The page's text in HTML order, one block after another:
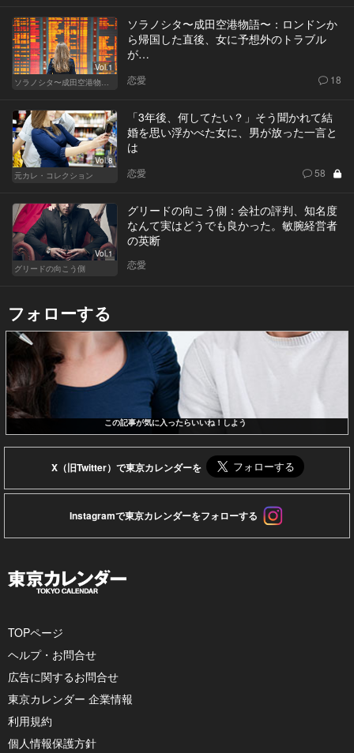
Vol.1
ソラノシタ〜成田空港物語〜：ロンドンか
ら帰国した直後、女に予想外のトラブル
が…
恋愛 18
Vol.8
元カレ・コレクション
「3年後、何してたい？」そう聞かれて結
婚を思い浮かべた女に、男が放った一言と
は
恋愛 58
Vol.1
グリードの向こう側
グリードの向こう側：会社の評判、知名度
なんて実はどうでも良かった。敏腕経営者
の英断
恋愛
フォローする
この記事が気に入ったらいいね！しよう
X（旧Twitter）で東京カレンダーを
Instagramで東京カレンダーをフォローする
TOPページ
ヘルプ・お問合せ
広告に関するお問合せ
東京カレンダー 企業情報
利用規約
個人情報保護方針